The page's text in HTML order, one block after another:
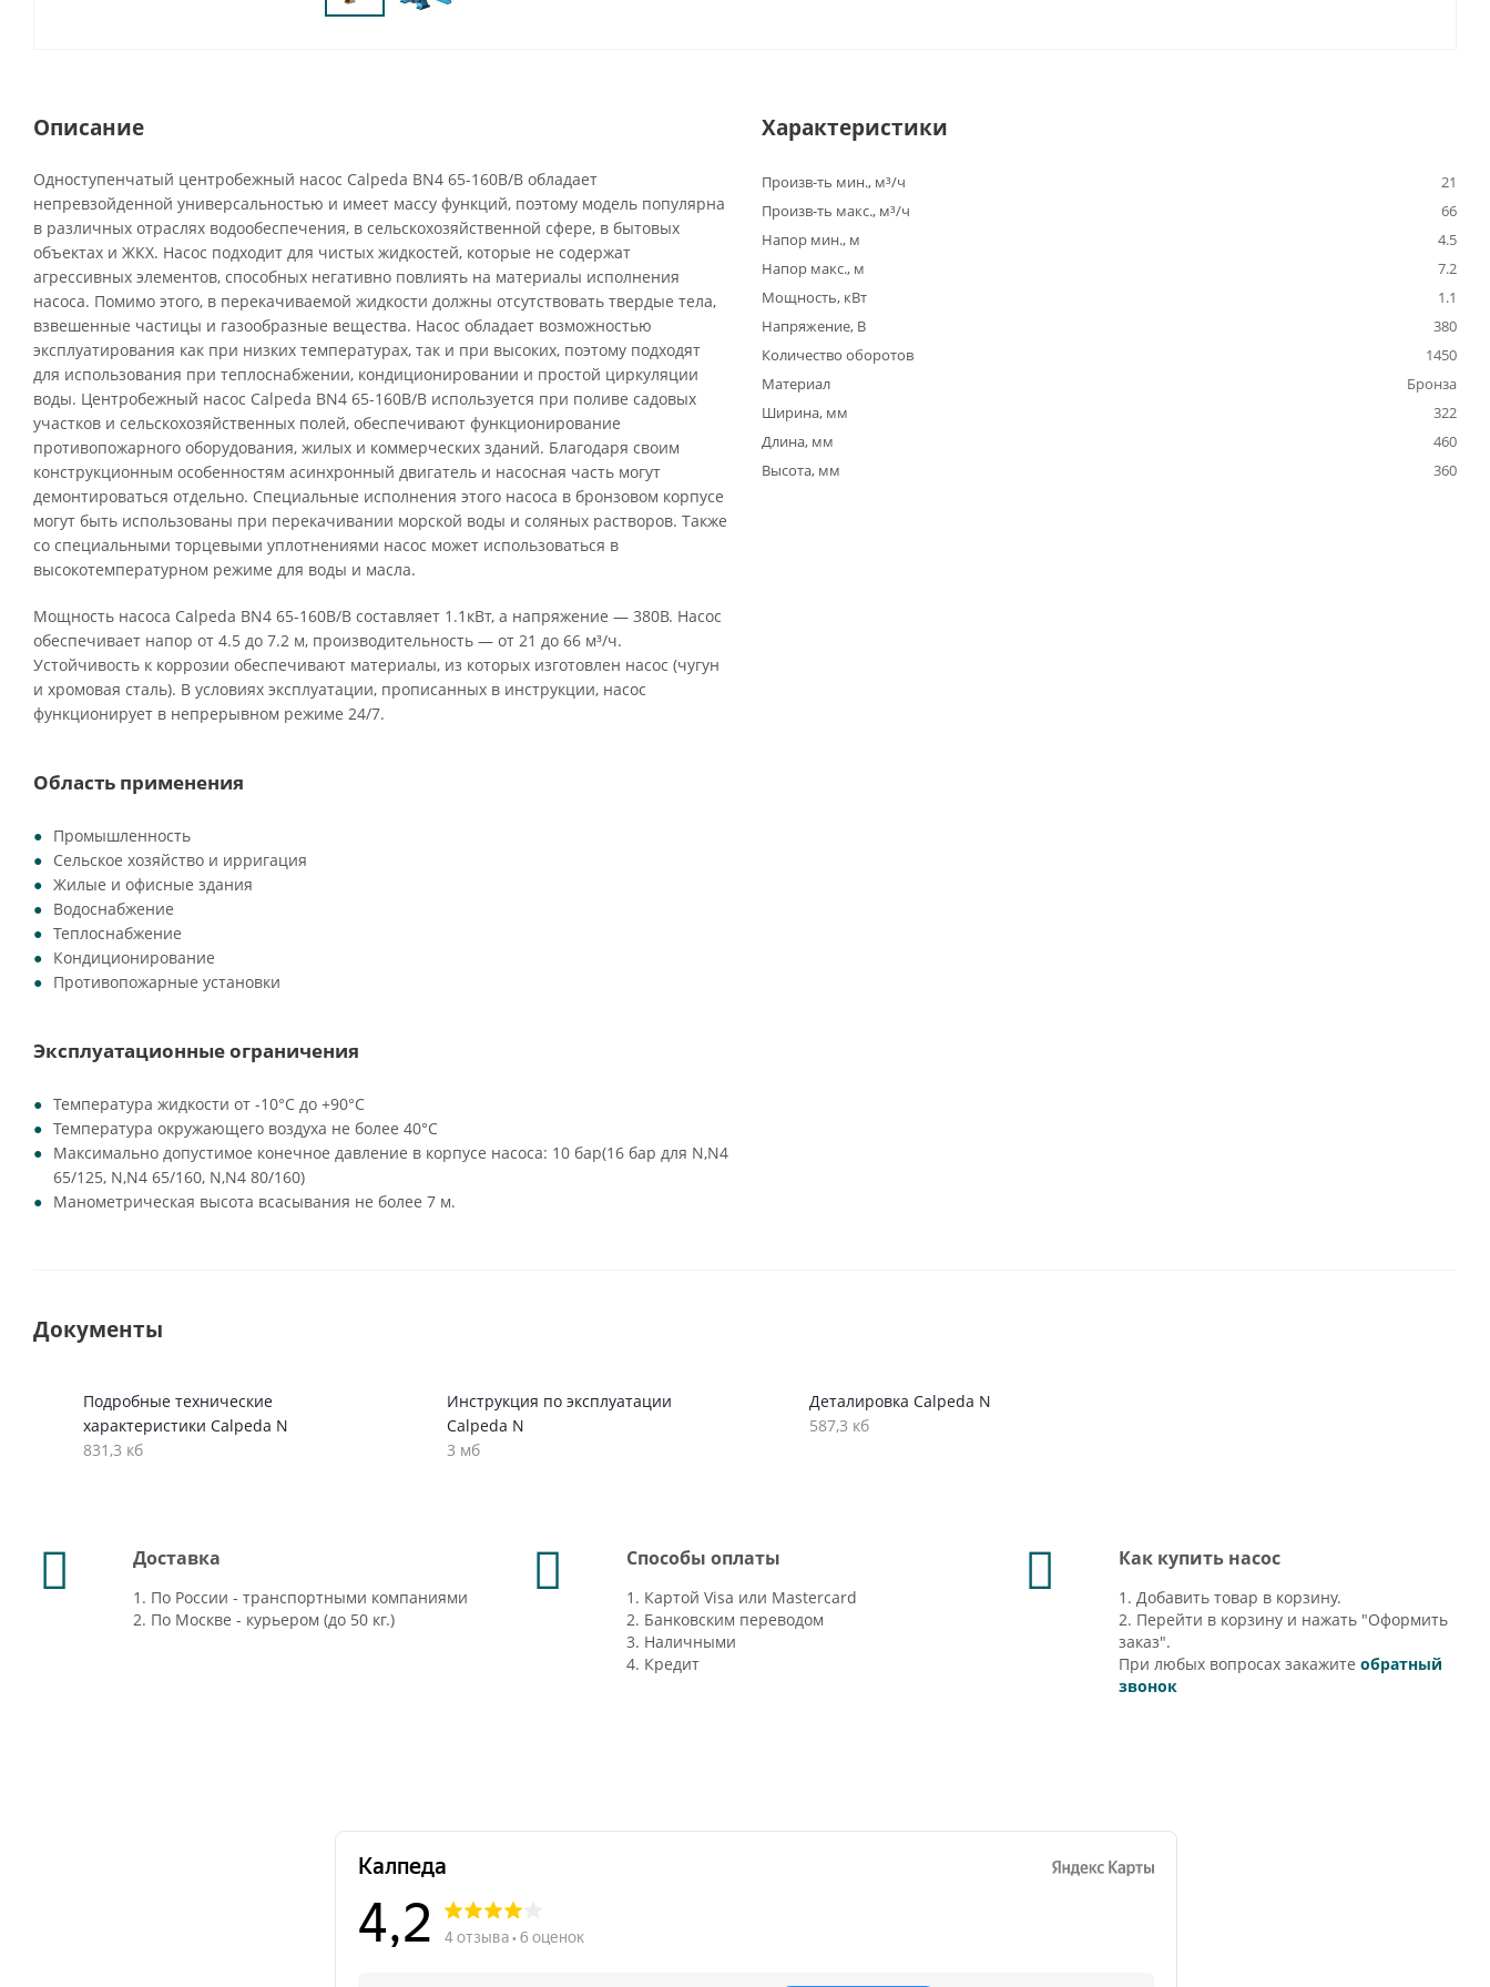
Описание
Одноступенчатый центробежный насос Calpeda BN4 65-160B/B обладает
непревзойденной универсальностью и имеет массу функций, поэтому модель популярна
в различных отраслях водообеспечения, в сельскохозяйственной сфере, в бытовых
объектах и ЖКХ. Насос подходит для чистых жидкостей, которые не содержат
агрессивных элементов, способных негативно повлиять на материалы исполнения
насоса. Помимо этого, в перекачиваемой жидкости должны отсутствовать твердые тела,
взвешенные частицы и газообразные вещества. Насос обладает возможностью
эксплуатирования как при низких температурах, так и при высоких, поэтому подходят
для использования при теплоснабжении, кондиционировании и простой циркуляции
воды. Центробежный насос Calpeda BN4 65-160B/B используется при поливе садовых
участков и сельскохозяйственных полей, обеспечивают функционирование
противопожарного оборудования, жилых и коммерческих зданий. Благодаря своим
конструкционным особенностям асинхронный двигатель и насосная часть могут
демонтироваться отдельно. Специальные исполнения этого насоса в бронзовом корпусе
могут быть использованы при перекачивании морской воды и соляных растворов. Также
со специальными торцевыми уплотнениями насос может использоваться в
высокотемпературном режиме для воды и масла.
Мощность насоса Calpeda BN4 65-160B/B составляет 1.1кВт, а напряжение — 380В. Насос
обеспечивает напор от 4.5 до 7.2 м, производительность — от 21 до 66 м³/ч.
Устойчивость к коррозии обеспечивают материалы, из которых изготовлен насос (чугун
и хромовая сталь). В условиях эксплуатации, прописанных в инструкции, насос
функционирует в непрерывном режиме 24/7.
Область применения
Промышленность
Сельское хозяйство и ирригация
Жилые и офисные здания
Водоснабжение
Теплоснабжение
Кондиционирование
Противопожарные установки
Эксплуатационные ограничения
Температура жидкости от -10°C до +90°C
Температура окружающего воздуха не более 40°C
Максимально допустимое конечное давление в корпусе насоса: 10 бар(16 бар для N,N4
65/125, N,N4 65/160, N,N4 80/160)
Манометрическая высота всасывания не более 7 м.
Характеристики
Произв-ть мин., м³/ч
21
Произв-ть макс., м³/ч
66
Напор мин., м
4.5
Напор макс., м
7.2
Мощность, кВт
1.1
Напряжение, В
380
Количество оборотов
1450
Материал
Бронза
Ширина, мм
322
Длина, мм
460
Высота, мм
360
Документы
Подробные технические
характеристики Calpeda N
831,3 кб
Инструкция по эксплуатации
Calpeda N
3 мб
Деталировка Calpeda N
587,3 кб
Доставка
1. По России - транспортными компаниями
2. По Москве - курьером (до 50 кг.)
Способы оплаты
1. Картой Visa или Mastercard
2. Банковским переводом
3. Наличными
4. Кредит
Как купить насос
1. Добавить товар в корзину.
2. Перейти в корзину и нажать "Оформить
заказ".
При любых вопросах закажитеобратный
звонок